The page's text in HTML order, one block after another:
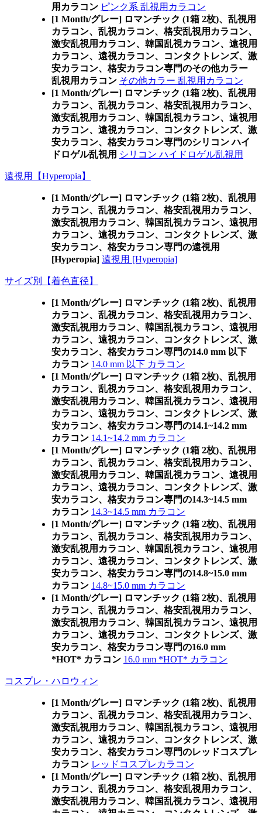
用カラコン ピンク系 乱視用カラコン
[1 Month/グレー] ロマンチック (1箱 2枚)、乱視用
カラコン、乱視カラコン、格安乱視用カラコン、
激安乱視用カラコン、韓国乱視カラコン、遠視用
カラコン、遠視カラコン、コンタクトレンズ、激
安カラコン、格安カラコン専門のその他カラー
乱視用カラコン その他カラー 乱視用カラコン
[1 Month/グレー] ロマンチック (1箱 2枚)、乱視用
カラコン、乱視カラコン、格安乱視用カラコン、
激安乱視用カラコン、韓国乱視カラコン、遠視用
カラコン、遠視カラコン、コンタクトレンズ、激
安カラコン、格安カラコン専門のシリコン ハイ
ドロゲル乱視用 シリコン ハイドロゲル乱視用
遠視用【Hyperopia】
[1 Month/グレー] ロマンチック (1箱 2枚)、乱視用
カラコン、乱視カラコン、格安乱視用カラコン、
激安乱視用カラコン、韓国乱視カラコン、遠視用
カラコン、遠視カラコン、コンタクトレンズ、激
安カラコン、格安カラコン専門の遠視用
[Hyperopia] 遠視用 [Hyperopia]
サイズ別【着色直径】
[1 Month/グレー] ロマンチック (1箱 2枚)、乱視用
カラコン、乱視カラコン、格安乱視用カラコン、
激安乱視用カラコン、韓国乱視カラコン、遠視用
カラコン、遠視カラコン、コンタクトレンズ、激
安カラコン、格安カラコン専門の14.0 mm 以下
カラコン 14.0 mm 以下 カラコン
[1 Month/グレー] ロマンチック (1箱 2枚)、乱視用
カラコン、乱視カラコン、格安乱視用カラコン、
激安乱視用カラコン、韓国乱視カラコン、遠視用
カラコン、遠視カラコン、コンタクトレンズ、激
安カラコン、格安カラコン専門の14.1~14.2 mm
カラコン 14.1~14.2 mm カラコン
[1 Month/グレー] ロマンチック (1箱 2枚)、乱視用
カラコン、乱視カラコン、格安乱視用カラコン、
激安乱視用カラコン、韓国乱視カラコン、遠視用
カラコン、遠視カラコン、コンタクトレンズ、激
安カラコン、格安カラコン専門の14.3~14.5 mm
カラコン 14.3~14.5 mm カラコン
[1 Month/グレー] ロマンチック (1箱 2枚)、乱視用
カラコン、乱視カラコン、格安乱視用カラコン、
激安乱視用カラコン、韓国乱視カラコン、遠視用
カラコン、遠視カラコン、コンタクトレンズ、激
安カラコン、格安カラコン専門の14.8~15.0 mm
カラコン 14.8~15.0 mm カラコン
[1 Month/グレー] ロマンチック (1箱 2枚)、乱視用
カラコン、乱視カラコン、格安乱視用カラコン、
激安乱視用カラコン、韓国乱視カラコン、遠視用
カラコン、遠視カラコン、コンタクトレンズ、激
安カラコン、格安カラコン専門の16.0 mm
*HOT* カラコン 16.0 mm *HOT* カラコン
コスプレ・ハロウィン
[1 Month/グレー] ロマンチック (1箱 2枚)、乱視用
カラコン、乱視カラコン、格安乱視用カラコン、
激安乱視用カラコン、韓国乱視カラコン、遠視用
カラコン、遠視カラコン、コンタクトレンズ、激
安カラコン、格安カラコン専門のレッドコスプレ
カラコン レッドコスプレカラコン
[1 Month/グレー] ロマンチック (1箱 2枚)、乱視用
カラコン、乱視カラコン、格安乱視用カラコン、
激安乱視用カラコン、韓国乱視カラコン、遠視用